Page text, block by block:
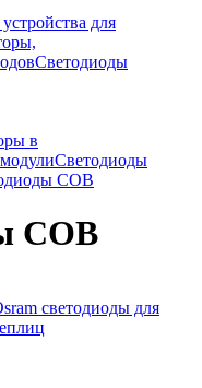
для
Светодиоды
в
Светодиоды
COB
COB
светодиоды для